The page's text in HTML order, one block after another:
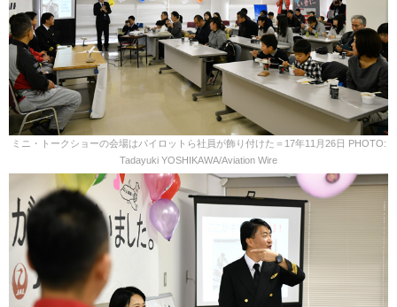
ミニ・トークショーの会場はパイロットら社員が飾り付けた＝17年11月26日 PHOTO:
Tadayuki YOSHIKAWA/Aviation Wire